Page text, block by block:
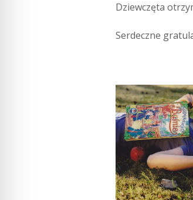
Dziewczęta
Serdeczne